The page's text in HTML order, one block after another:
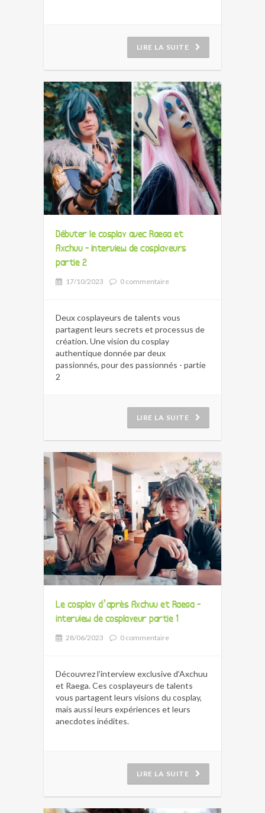
LIRE LA SUITE
Débuter le cosplay avec Raega et
Axchuu - interview de cosplayeurs
partie 2
17/10/2023 0 commentaire
Deux cosplayeurs de talents vous
partagent leurs secrets et processus de
création. Une vision du cosplay
authentique donnée par deux
passionnés, pour des passionnés - partie
2
LIRE LA SUITE
Le cosplay d’après Axchuu et Raega -
interview de cosplayeur partie 1
28/06/2023 0 commentaire
Découvrez l’interview exclusive d’Axchuu
et Raega. Ces cosplayeurs de talents
vous partagent leurs visions du cosplay,
mais aussi leurs expériences et leurs
anecdotes inédites.
LIRE LA SUITE